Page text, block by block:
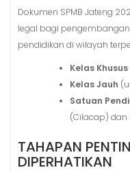
Dokumen SPMB Jateng
legal bagi
pendidikan di wilayah
Kelas
Kelas Jauh
Satuan
(Cilacap) dan
TAHAPAN
DIPERHATIKAN